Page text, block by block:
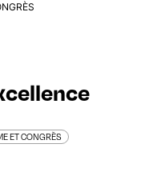
ET CONGRÈS